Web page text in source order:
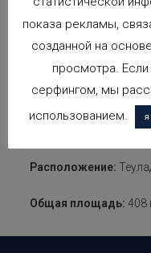
Отельностящий дом
расположенный
наземных этажей и
состоит из
пространстве, 5
гостевого санузла,
в подвальном этаже.
Расположение:
Общая площадь: 408
показа рекламы,
созданной на
просмотра.
серфингом, мы
использованием.